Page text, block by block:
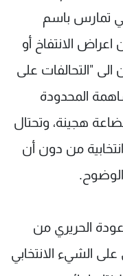
تمارس باسم
من اعراض الانتفاخ أو
"التحالفات على
المحدودة
هجينة، وتحتال
من دون أن
الحريري من
على الشيء الانتخابي